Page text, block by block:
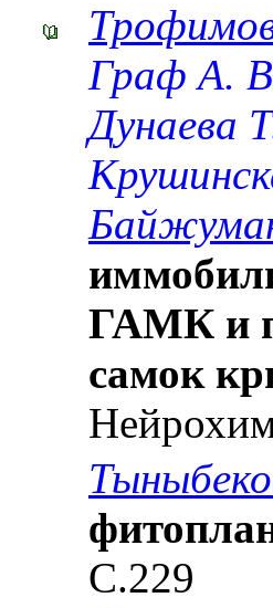
Граф А.
Дунаева
ГАМК и
самок
С.229